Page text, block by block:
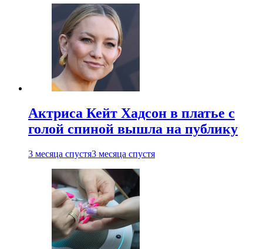
Актриса Кейт Хадсон в платье с
голой спиной вышла на публику
3 месяца спустя3 месяца спустя